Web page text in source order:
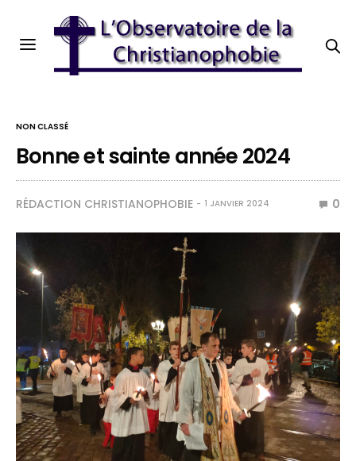
NON CLASSÉ
Bonne et sainte année 2024
RÉDACTION CHRISTIANOPHOBIE 1 JANVIER 2024 0